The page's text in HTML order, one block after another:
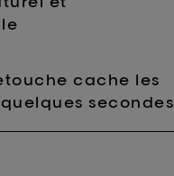
cache les
secondes